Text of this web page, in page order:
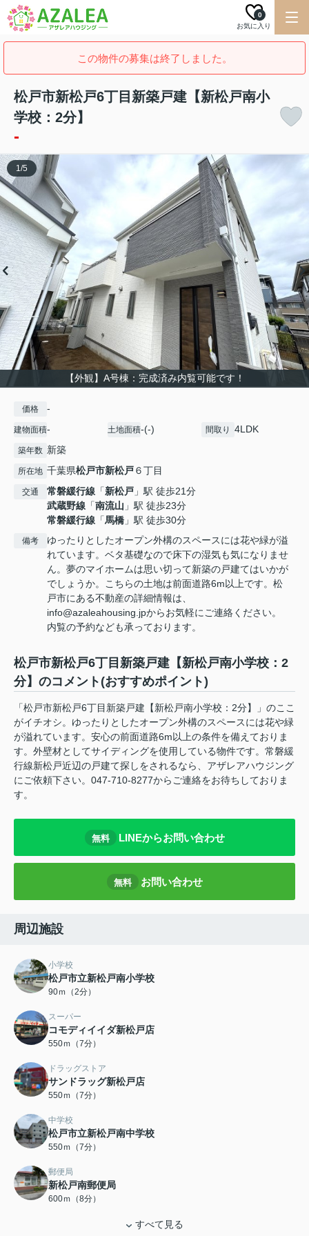
お気に入り
0
この物件の募集は終了しました。
松戸市新松戸6丁目新築戸建【新松戸南小
学校：2分】
-
【外観】A号棟：完成済み内覧可能です！
1/5
価格 -
建物面積- 土地面積-(-) 間取り 4LDK
築年数 新築
所在地 千葉県松戸市新松戸６丁目
交通 常磐緩行線 「新松戸 」駅 徒歩21分
武蔵野線 「南流山 」駅 徒歩23分
常磐緩行線 「馬橋 」駅 徒歩30分
備考
ゆったりとしたオープン外構のスペースには花や緑が溢
れています。ベタ基礎なので床下の湿気も気になりませ
ん。夢のマイホームは思い切って新築の戸建てはいかが
でしょうか。こちらの土地は前面道路6m以上です。松
戸市にある不動産の詳細情報は、
info@azaleahousing.jpからお気軽にご連絡ください。
内覧の予約なども承っております。
松戸市新松戸6丁目新築戸建【新松戸南小学校：2
分】のコメント(おすすめポイント)
「松戸市新松戸6丁目新築戸建【新松戸南小学校：2分】」のここ
がイチオシ。ゆったりとしたオープン外構のスペースには花や緑
が溢れています。安心の前面道路6m以上の条件を備えておりま
す。外壁材としてサイディングを使用している物件です。常磐緩
行線新松戸近辺の戸建て探しをされるなら、アザレアハウジング
にご依頼下さい。047-710-8277からご連絡をお待ちしておりま
す。
無料 LINEからお問い合わせ
無料 お問い合わせ
周辺施設
小学校
松戸市立新松戸南小学校
90ｍ（2分）
スーパー
コモディイイダ新松戸店
550ｍ（7分）
ドラッグストア
サンドラッグ新松戸店
550ｍ（7分）
中学校
松戸市立新松戸南中学校
550ｍ（7分）
郵便局
新松戸南郵便局
600ｍ（8分）
すべて見る